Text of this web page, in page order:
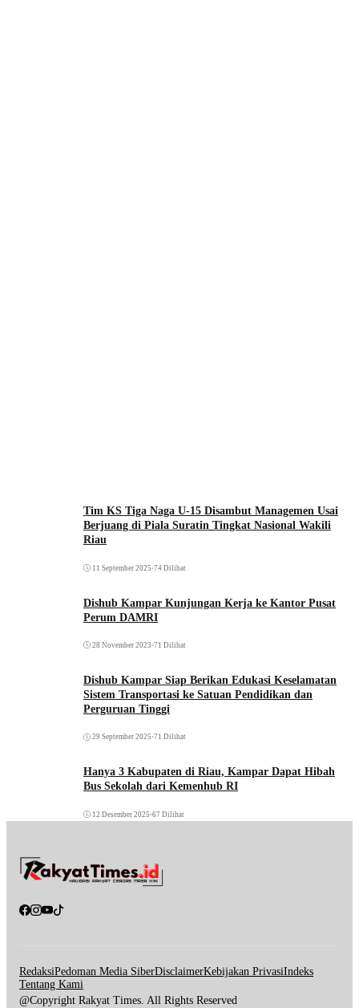
Tim KS Tiga Naga U-15 Disambut Managemen Usai
Berjuang di Piala Suratin Tingkat Nasional Wakili
Riau
11 September 2025 •74 Dilihat
Dishub Kampar Kunjungan Kerja ke Kantor Pusat
Perum DAMRI
28 November 2023 •71 Dilihat
Dishub Kampar Siap Berikan Edukasi Keselamatan
Sistem Transportasi ke Satuan Pendidikan dan
Perguruan Tinggi
29 September 2025 •71 Dilihat
Hanya 3 Kabupaten di Riau, Kampar Dapat Hibah
Bus Sekolah dari Kemenhub RI
12 Desember 2025 •67 Dilihat
RedaksiPedoman Media SiberDisclaimerKebijakan PrivasiIndeks
Tentang Kami
@Copyright Rakyat Times. All Rights Reserved